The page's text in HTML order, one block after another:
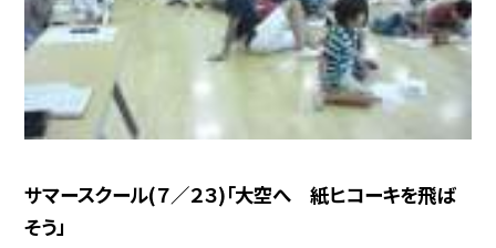
サマースクール(７／２３)「大空へ 紙ヒコーキを飛ば
そう」